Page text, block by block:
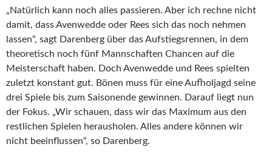
„Natürlich kann noch alles passieren. Aber ich rechne nicht
damit, dass Avenwedde oder Rees sich das noch nehmen
lassen“, sagt Darenberg über das Aufstiegsrennen, in dem
theoretisch noch fünf Mannschaften Chancen auf die
Meisterschaft haben. Doch Avenwedde und Rees spielten
zuletzt konstant gut. Bönen muss für eine Aufholjagd seine
drei Spiele bis zum Saisonende gewinnen. Darauf liegt nun
der Fokus. „Wir schauen, dass wir das Maximum aus den
restlichen Spielen herausholen. Alles andere können wir
nicht beeinflussen“, so Darenberg.